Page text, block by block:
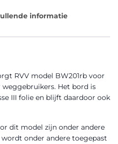
informatie
RVV model BW201rb voor
Het bord is
III folie en blijft daardoor ook
dit model zijn onder andere
onder andere toegepast